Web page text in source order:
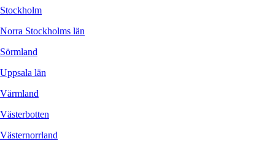
Stockholm
Norra Stockholms län
Sörmland
Uppsala län
Värmland
Västerbotten
Västernorrland